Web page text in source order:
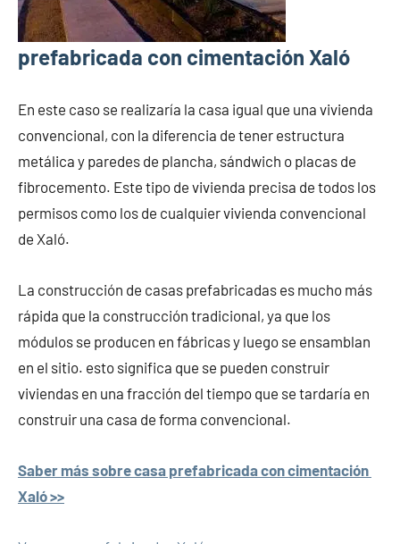
prefabricada con cimentación Xaló
En este caso se realizaría la casa igual que una vivienda
convencional, con la diferencia de tener estructura
metálica y paredes de plancha, sándwich o placas de
fibrocemento. Este tipo de vivienda precisa de todos los
permisos como los de cualquier vivienda convencional
de Xaló.
La construcción de casas prefabricadas es mucho más
rápida que la construcción tradicional, ya que los
módulos se producen en fábricas y luego se ensamblan
en el sitio. esto significa que se pueden construir
viviendas en una fracción del tiempo que se tardaría en
construir una casa de forma convencional.
Saber más sobre casa prefabricada con cimentación
Xaló >>